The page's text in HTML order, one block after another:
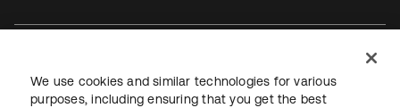
We use cookies and similar technologies for various
purposes, including ensuring that you get the best